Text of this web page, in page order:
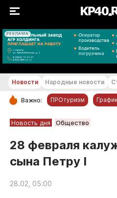
РЕКЛАМА
РУБРИКИ
Обнинск
Новости компаний
Статьи
Народные новости
Новости Народные новости
Важно: ПРОтуризм
Новость дня Общество
28 февраля
сына Петру I
28.02, 05:00